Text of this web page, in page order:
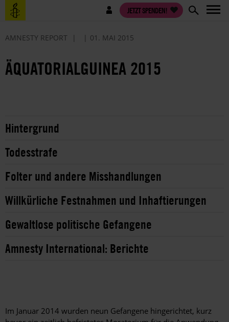
Direkt
zum
Benutzermenü JETZT SPENDEN!
AMNESTY REPORT 01. MAI 2015
ÄQUATORIALGUINEA 2015
Hintergrund
Todesstrafe
Folter und andere Misshandlungen
Willkürliche Festnahmen und Inhaftierungen
Gewaltlose politische Gefangene
Amnesty International: Berichte
Im Januar 2014 wurden neun Gefangene hingerichtet, kurz